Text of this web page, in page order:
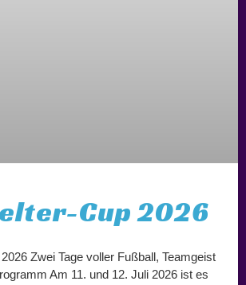
Cup 2026
Zwei Tage voller Fußball, Teamgeist
Am 11. und 12. Juli 2026 ist es